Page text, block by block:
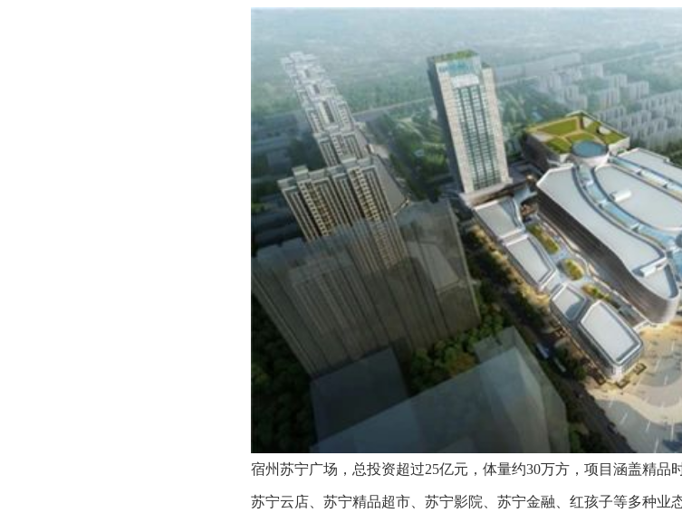
宿州苏宁广场，总投资超过25亿元，体量约30万方，项目涵盖精品
苏宁云店、苏宁精品超市、苏宁影院、苏宁金融、红孩子等多种业